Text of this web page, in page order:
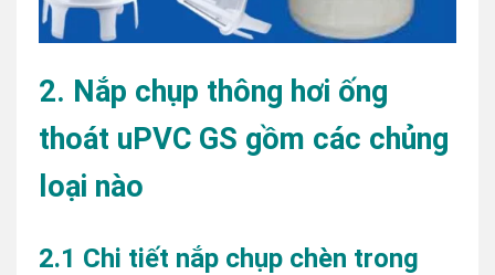
2. Nắp chụp thông hơi ống
thoát uPVC GS gồm các chủng
loại nào
2.1 Chi tiết nắp chụp chèn trong